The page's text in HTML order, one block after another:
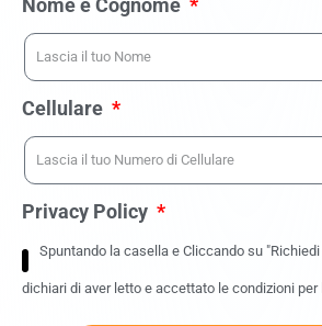
Nome e Cognome
Cellulare
Privacy Policy
Spuntando la casella e Cliccando su
dichiari di aver letto e accettato le condizioni per